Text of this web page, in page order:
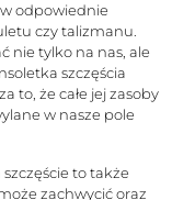
odpowiednie
czy talizmanu.
nie tylko na nas, ale
szczęścia
to, że całe jej zasoby
w nasze pole
to także
zachwycić oraz